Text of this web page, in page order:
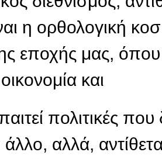
η ορθολογική
εποχής μας,
και
πολιτικές
άλλο, αλλά,